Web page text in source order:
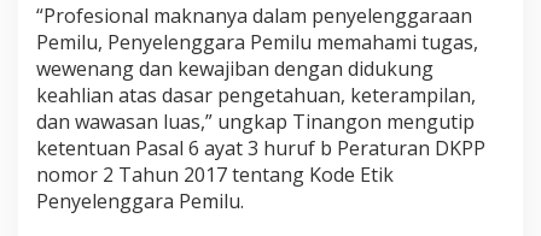
“Profesional maknanya dalam penyelenggaraan
Pemilu, Penyelenggara Pemilu memahami tugas,
wewenang dan kewajiban dengan didukung
keahlian atas dasar pengetahuan, keterampilan,
dan wawasan luas,” ungkap Tinangon mengutip
ketentuan Pasal 6 ayat 3 huruf b Peraturan DKPP
nomor 2 Tahun 2017 tentang Kode Etik
Penyelenggara Pemilu.